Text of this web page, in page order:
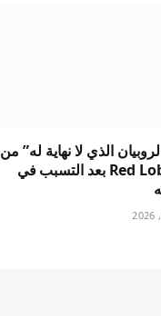
الذي لا نهاية له” من
Red Lobster بعد التسبب في